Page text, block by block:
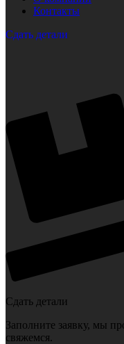
Контакты
Сдать детали
Сдать детали
Заполните заявку, мы
свяжемся.